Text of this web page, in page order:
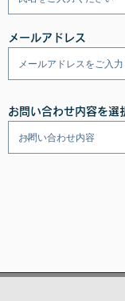
メールアドレス
お問い合わせ内容を選